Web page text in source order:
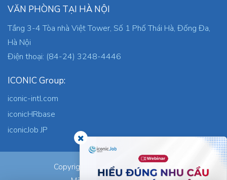
VĂN PHÒNG TẠI HÀ NỘI
Tầng 3-4 Tòa nhà Việt Tower, Số 1 Phố Thái Hà, Đống Đa,
Hà Nội
Điện thoại: (84-24) 3248-4446
ICONIC Group:
iconic-intl.com
iconicHRbase
iconicJob JP
Copyright © 2026 ICONIC Co., Ltd.